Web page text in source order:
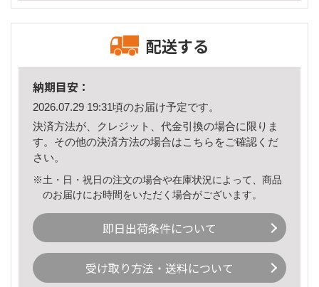
配送する
納期目安：
2026.07.29 19:31頃のお届け予定です。
決済方法が、クレジット、代金引換の場合に限りま
す。その他の決済方法の場合はこちら をご確認くだ
さい。
※土・日・祝日の注文の場合や在庫状況によって、商品
のお届けにお時間をいただく場合がございます。
即日出荷条件について
受け取り方法・送料について